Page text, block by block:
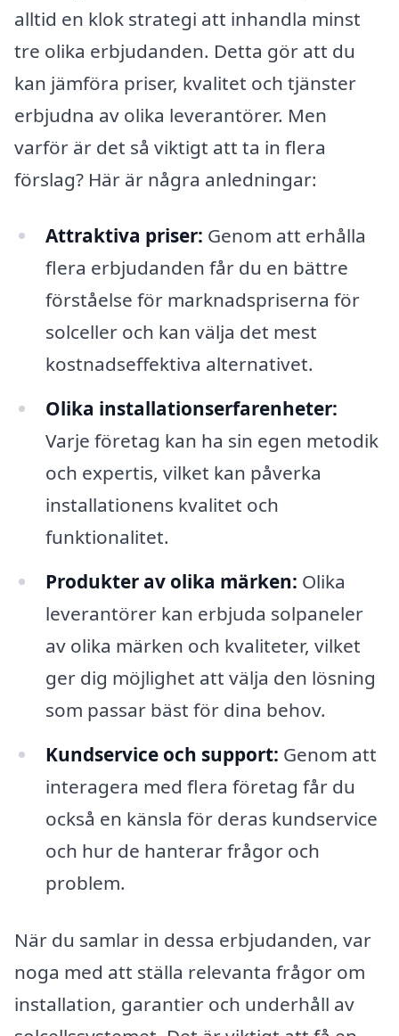
alltid en klok strategi att inhandla minst
tre olika erbjudanden. Detta gör att du
kan jämföra priser, kvalitet och tjänster
erbjudna av olika leverantörer. Men
varför är det så viktigt att ta in flera
förslag? Här är några anledningar:
Attraktiva priser: Genom att erhålla
flera erbjudanden får du en bättre
förståelse för marknadspriserna för
solceller och kan välja det mest
kostnadseffektiva alternativet.
Olika installationserfarenheter:
Varje företag kan ha sin egen metodik
och expertis, vilket kan påverka
installationens kvalitet och
funktionalitet.
Produkter av olika märken: Olika
leverantörer kan erbjuda solpaneler
av olika märken och kvaliteter, vilket
ger dig möjlighet att välja den lösning
som passar bäst för dina behov.
Kundservice och support: Genom att
interagera med flera företag får du
också en känsla för deras kundservice
och hur de hanterar frågor och
problem.
När du samlar in dessa erbjudanden, var
noga med att ställa relevanta frågor om
installation, garantier och underhåll av